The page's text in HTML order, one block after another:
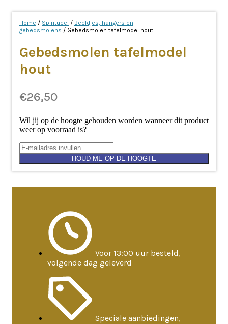
Home / Spiritueel / Beeldjes, hangers en
gebedsmolens / Gebedsmolen tafelmodel hout
Gebedsmolen tafelmodel
hout
€26,50
Wil jij op de hoogte gehouden worden wanneer dit product
weer op voorraad is?
HOUD ME OP DE HOOGTE
Voor 13:00 uur besteld,
volgende dag geleverd
Speciale aanbiedingen,